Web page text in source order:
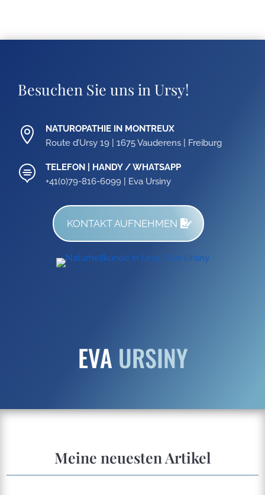
Besuchen Sie uns in Ursy!

NATUROPATHIE IN MONTREUX
Route d’Ursy 19 | 1675 Vauderens | Freiburg

TELEFON | HANDY / WHATSAPP
+41(0)79-816-6099 | Eva Ursiny
KONTAKT AUFNEHMEN
EVA URSINY
Meine neuesten Artikel